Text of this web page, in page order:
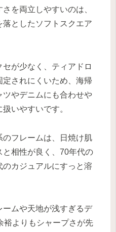
を両立しやすいのは、
としたソフトスクエア
が少なく、ティアドロ
されにくいため、海帰
ツやデニムにも合わせや
いやすいです。
フレームは、日焼け肌
相性が良く、70年代の
カジュアルにすっと溶
ムや天地が浅すぎるデ
裕よりもシャープさが先